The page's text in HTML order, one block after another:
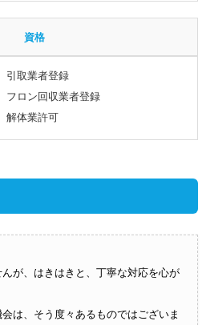
資格
引取業者登録
ロン回収業者登録
解体業許可
が、はきはきと、丁寧な対応を心が
は、そう度々あるものではございま